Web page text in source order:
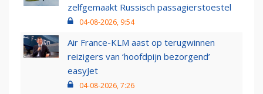
zelfgemaakt Russisch passagierstoestel
04-08-2026, 9:54
Air France-KLM aast op terugwinnen
reizigers van ‘hoofdpijn bezorgend’
easyJet
04-08-2026, 7:26